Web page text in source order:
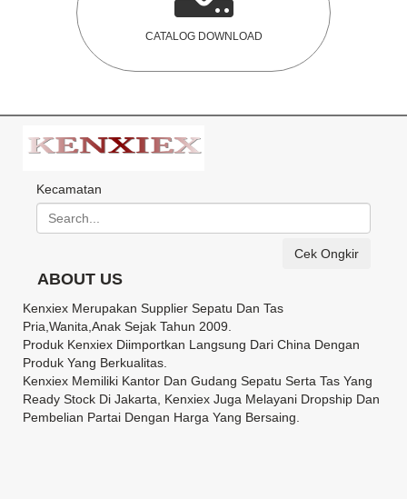
CATALOG DOWNLOAD
Kecamatan
Cek Ongkir
ABOUT US
Kenxiex Merupakan Supplier Sepatu Dan Tas
Pria,Wanita,Anak Sejak Tahun 2009.
Produk Kenxiex Diimportkan Langsung Dari China Dengan
Produk Yang Berkualitas.
Kenxiex Memiliki Kantor Dan Gudang Sepatu Serta Tas Yang
Ready Stock Di Jakarta, Kenxiex Juga Melayani Dropship Dan
Pembelian Partai Dengan Harga Yang Bersaing.